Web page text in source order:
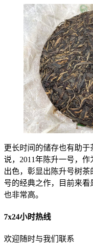
更长时间的储存也有助
说，2011年陈升一号，
出色，彰显出陈升号树
号的经典之作，目前来
也非常高。
7x24小时热线
欢迎随时与我们联系